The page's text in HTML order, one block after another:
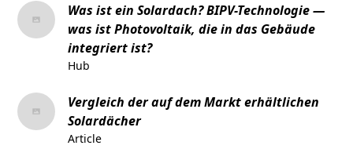
Was ist ein Solardach? BIPV-Technologie —
was ist Photovoltaik, die in das Gebäude
integriert ist?
Hub
Vergleich der auf dem Markt erhältlichen
Solardächer
Article